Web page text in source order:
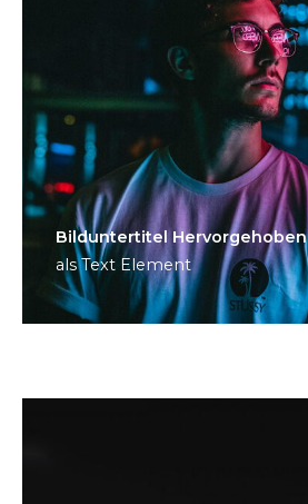
Bild­unter­titel Hervorgehoben
als Text Element